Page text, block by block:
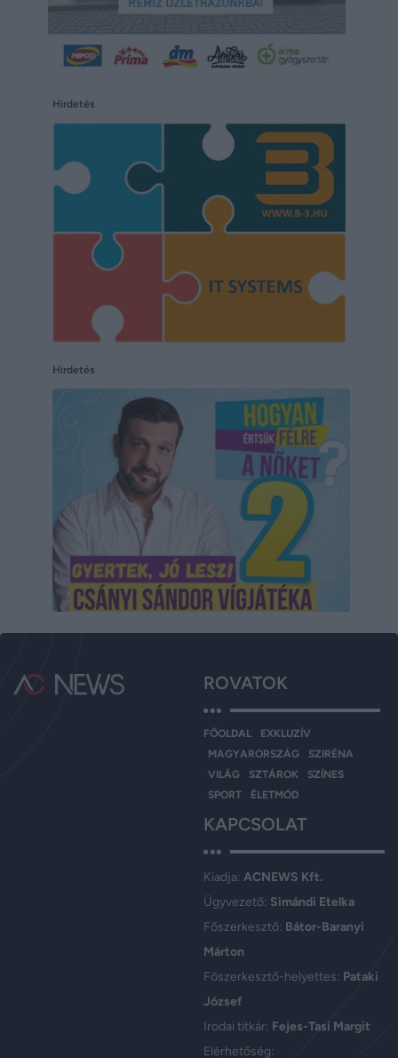
Hirdetés
Hirdetés
ROVATOK
FŐOLDAL
EXKLUZÍV
MAGYARORSZÁG
SZIRÉNA
VILÁG
SZTÁROK
SZÍNES
SPORT
ÉLETMÓD
KAPCSOLAT
Kiadja: ACNEWS Kft.
Ügyvezető: Simándi Etelka
Főszerkesztő: Bátor-Baranyi
Márton
Főszerkesztő-helyettes: Pataki
József
Irodai titkár: Fejes-Tasi Margit
Elérhetőség: